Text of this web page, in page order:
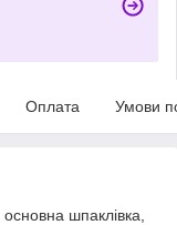
Оплата Умови
шпаклівка,